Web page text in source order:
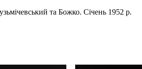
та Божко. Січень 1952 р.